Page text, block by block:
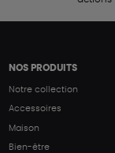
NOS PRODUITS
Notre collection
Accessoires
Maison
Bien-être